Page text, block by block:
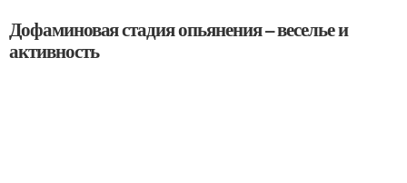
Дофаминовая стадия опьянения – веселье и
активность